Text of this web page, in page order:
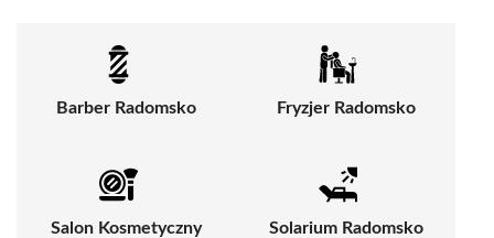
Barber Radomsko Fryzjer Radomsko
Salon Kosmetyczny
Solarium Radomsko